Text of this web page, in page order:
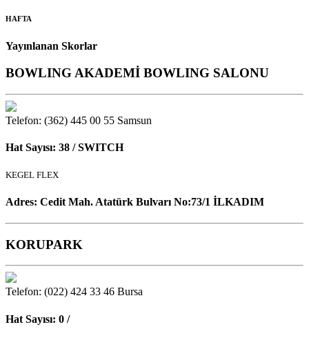
HAFTA
Yayınlanan Skorlar
BOWLING AKADEMİ BOWLING SALONU
Telefon: (362) 445 00 55 Samsun
Hat Sayısı: 38 / SWITCH
KEGEL FLEX
Adres: Cedit Mah. Atatürk Bulvarı No:73/1 İLKADIM
KORUPARK
Telefon: (022) 424 33 46 Bursa
Hat Sayısı: 0 /